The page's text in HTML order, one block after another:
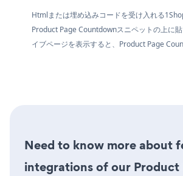
Htmlまたは埋め込みコードを受け入れる
Product Page Countdownスニペットの上に
イブページを表示すると、Product Page
Need to know more about
integrations of our Product